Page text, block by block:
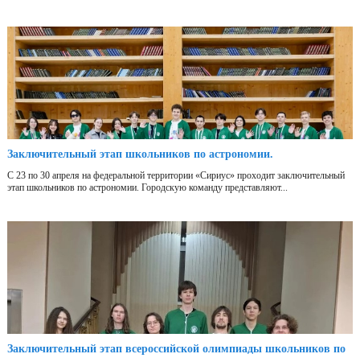
Заключительный этап школьников по астрономии.
С 23 по 30 апреля на федеральной территории «Сириус» проходит заключительный
этап школьников по астрономии. Городскую команду представляют...
Заключительный этап всероссийской олимпиады школьников по